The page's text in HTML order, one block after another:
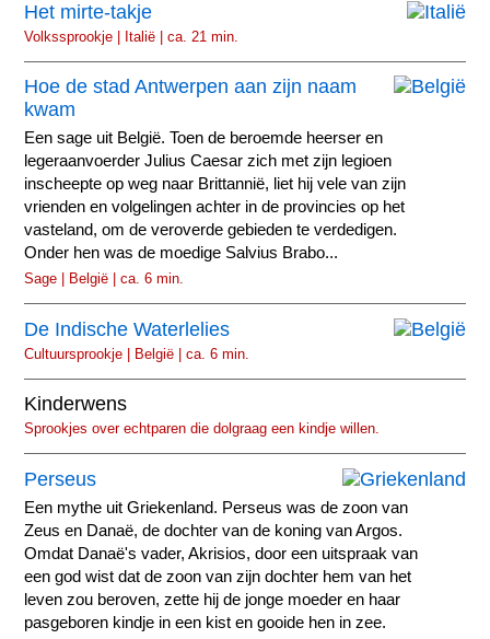
Het mirte-takje
Volkssprookje | Italië | ca. 21 min.
Hoe de stad Antwerpen aan zijn naam
kwam
Een sage uit België. Toen de beroemde heerser en
legeraanvoerder Julius Caesar zich met zijn legioen
inscheepte op weg naar Brittannië, liet hij vele van zijn
vrienden en volgelingen achter in de provincies op het
vasteland, om de veroverde gebieden te verdedigen.
Onder hen was de moedige Salvius Brabo...
Sage | België | ca. 6 min.
De Indische Waterlelies
Cultuursprookje | België | ca. 6 min.
Kinderwens
Sprookjes over echtparen die dolgraag een kindje willen.
Perseus
Een mythe uit Griekenland. Perseus was de zoon van
Zeus en Danaë, de dochter van de koning van Argos.
Omdat Danaë's vader, Akrisios, door een uitspraak van
een god wist dat de zoon van zijn dochter hem van het
leven zou beroven, zette hij de jonge moeder en haar
pasgeboren kindje in een kist en gooide hen in zee.